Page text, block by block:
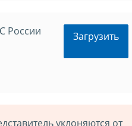
России
Загрузить
уклоняются от